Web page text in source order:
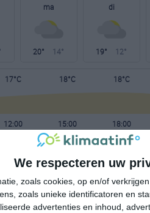
We respecteren uw
zoals cookies, op en/of
zoals unieke identificatoren en
advertenties en inhoud,
ma
20° 14°
di
19° 12°
17°C 18°C 18°C
12:00 15:00 18:00
WNW 4 WNW 4